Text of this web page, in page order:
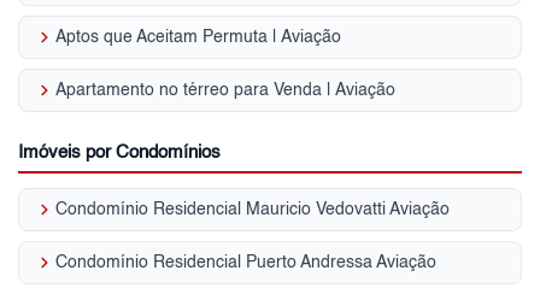
keyboard_arrow_right Aptos que Aceitam Permuta | Aviação
keyboard_arrow_right Apartamento no térreo para Venda | Aviação
Imóveis por Condomínios
keyboard_arrow_right Condomínio Residencial Mauricio Vedovatti Aviação
keyboard_arrow_right Condomínio Residencial Puerto Andressa Aviação